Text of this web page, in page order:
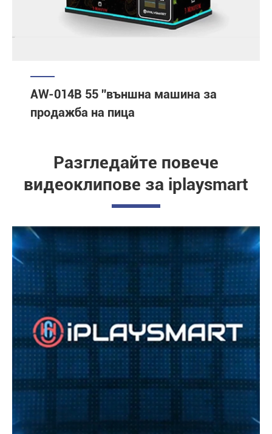
AW-014B 55 ''външна машина за
продажба на пица
Разгледайте повече
видеоклипове за iplaysmart